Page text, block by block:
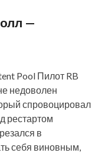
—
Pool Пилот RB
недоволен
спровоцировал
рестартом
в
себя виновным,